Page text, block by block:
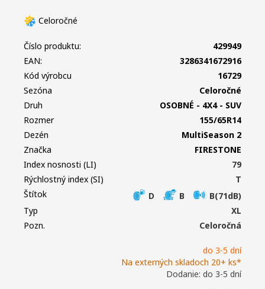
Celoročné
do 3-5 dní
Na externých skladoch 20+ ks*
Dodanie: do 3-5 dní
Číslo produktu:
429949
EAN:
3286341672916
Kód výrobcu
16729
Sezóna
Celoročné
Druh
OSOBNÉ - 4X4 - SUV
Rozmer
155/65R14
Dezén
MultiSeason 2
Značka
FIRESTONE
Index nosnosti (LI)
79
Rýchlostný index (SI)
T
Štítok
D B
B(71dB)
Typ
XL
Pozn.
Celoročná